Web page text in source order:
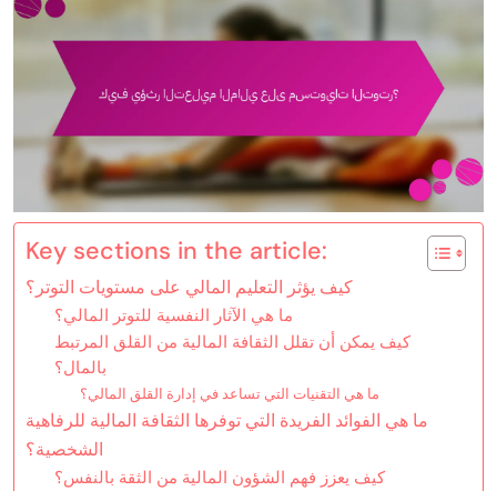
Key sections in the article:
كيف يؤثر التعليم المالي على مستويات التوتر؟
ما هي الآثار النفسية للتوتر المالي؟
كيف يمكن أن تقلل الثقافة المالية من القلق المرتبط
بالمال؟
ما هي التقنيات التي تساعد في إدارة القلق المالي؟
ما هي الفوائد الفريدة التي توفرها الثقافة المالية للرفاهية
الشخصية؟
كيف يعزز فهم الشؤون المالية من الثقة بالنفس؟